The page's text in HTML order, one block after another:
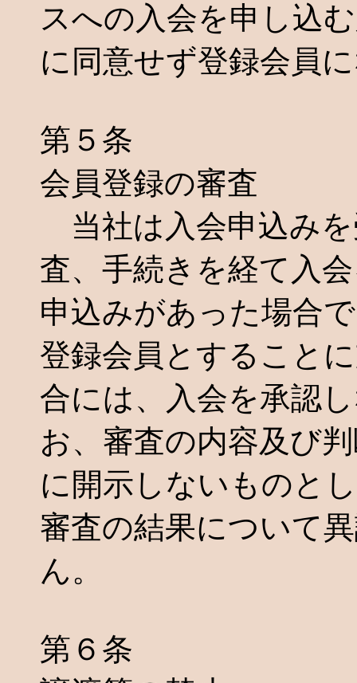
スへの入会を申し込
に同意せず登録会員
第５条
会員登録の審査
当社は入会申込み
査、手続きを経て入
申込みがあった場合
登録会員とすること
合には、入会を承認
お、審査の内容及び
に開示しないものと
審査の結果について
ん。
第６条